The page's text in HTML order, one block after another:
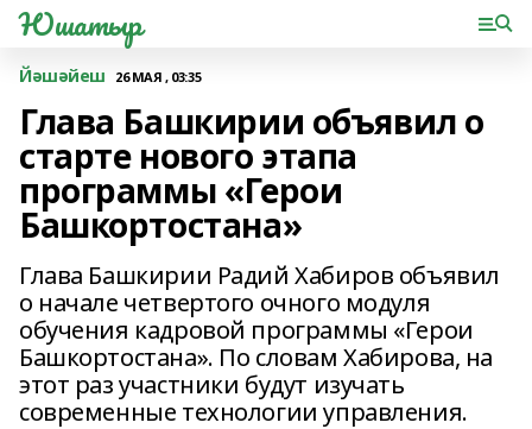
Юшатыр
Йәшәйеш 26 МАЯ , 03:35
Глава Башкирии объявил о
старте нового этапа
программы «Герои
Башкортостана»
Глава Башкирии Радий Хабиров объявил
о начале четвертого очного модуля
обучения кадровой программы «Герои
Башкортостана». По словам Хабирова, на
этот раз участники будут изучать
современные технологии управления.